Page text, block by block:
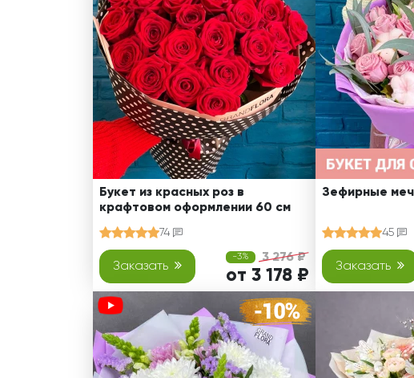
Розы поштучно
5 роз
7 роз
11 роз
15 роз
25 роз
51 роза
101 роза
Розы Гран-При
Корзины с розами
Кустовые розы
Миксы из роз
Сердца из роз
Монобукеты
Разноцветные
Эксклюзивные букеты
Смешанные
Хризантемы
Эустома
Букет из красных роз в
крафтовом оформлении 60 см
74
Заказать
-3% 3 276 ₽
от 3 178 ₽
Зефирные
45
Заказать